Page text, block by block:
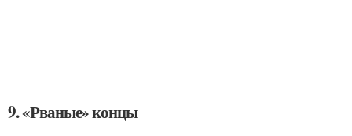
9. «Рваные» концы